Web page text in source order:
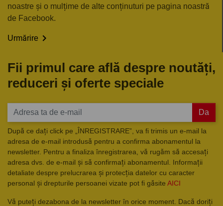
noastre și o mulțime de alte conținuturi pe pagina noastră
de Facebook.
Urmărire 
Fii primul care află despre noutăți,
reduceri și oferte speciale
Da
După ce dați click pe „ÎNREGISTRARE”, va fi trimis un e-mail la
adresa de e-mail introdusă pentru a confirma abonamentul la
newsletter. Pentru a finaliza înregistrarea, vă rugăm să accesați
adresa dvs. de e-mail și să confirmați abonamentul. Informații
detaliate despre prelucrarea și protecția datelor cu caracter
personal și drepturile persoanei vizate pot fi găsite AICI
Vă puteți dezabona de la newsletter în orice moment. Dacă doriți